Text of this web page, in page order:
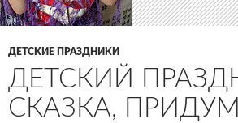
ДЕТСКИЕ ПРАЗДНИКИ
ДЕТСКИЙ
СКАЗКА,